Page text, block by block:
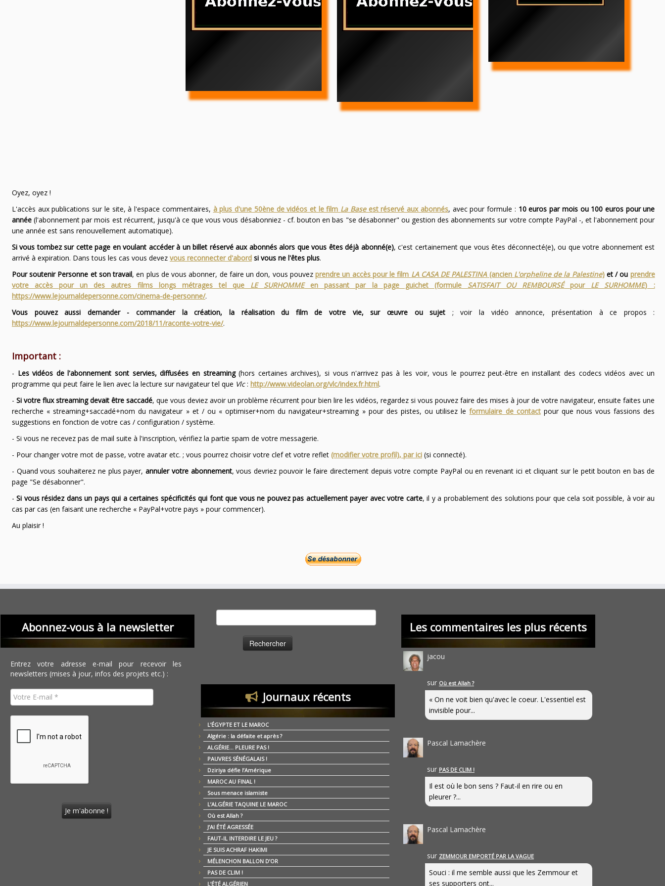
Oyez, oyez !
L'accès aux publications sur le site, à l'espace commentaires, à plus d'une 50ène de vidéos et le film La Baseest réservé aux abonnés, avec pour formule : 10 euros par mois ou 100 euros pour une
année(l'abonnement par mois est récurrent, jusqu'à ce que vous vous désabonniez - cf. bouton en bas "se désabonner" ou gestion des abonnements sur votre compte PayPal -, et l'abonnement pour
une année est sans renouvellement automatique).
Si vous tombez sur cette page en voulant accéder à un billet réservé aux abonnés alors que vous êtes déjà abonné(e), c'est certainement que vous êtes déconnecté(e), ou que votre abonnement est
arrivé à expiration. Dans tous les cas vous devez vous reconnecter d'abordsi vous ne l'êtes plus.
Pour soutenir Personne et son travail, en plus de vous abonner, de faire un don, vous pouvezprendre un accès pour le film LA CASA DE PALESTINA(ancien L'orpheline de la Palestine)et / ou prendre
votre accès pour un des autres films longs métrages tel que LE SURHOMMEen passant par la page guichet (formule SATISFAIT OU REMBOURSÉpour LE SURHOMME) :
https://www.lejournaldepersonne.com/cinema-de-personne/.
Vous pouvez aussi demander - commander la création, la réalisation du film de votre vie, sur œuvre ou sujet ; voir la vidéo annonce, présentation à ce propos :
https://www.lejournaldepersonne.com/2018/11/raconte-votre-vie/.
Important :
- Les vidéos de l'abonnement sont servies, diffusées en streaming(hors certaines archives), si vous n'arrivez pas à les voir, vous le pourrez peut-être en installant des codecs vidéos avec un
programme qui peut faire le lien avec la lecture sur navigateur tel que Vlc: http://www.videolan.org/vlc/index.fr.html.
- Si votre flux streaming devait être saccadé, que vous deviez avoir un problème récurrent pour bien lire les vidéos, regardez si vous pouvez faire des mises à jour de votre navigateur, ensuite faites une
recherche « streaming+saccadé+nom du navigateur » et / ou « optimiser+nom du navigateur+streaming » pour des pistes, ou utilisez leformulaire de contactpour que nous vous fassions des
suggestions en fonction de votre cas / configuration / système.
- Si vous ne recevez pas de mail suite à l'inscription, vérifiez la partie spam de votre messagerie.
- Pour changer votre mot de passe, votre avatar etc. ; vous pourrez choisir votre clef et votre reflet (modifier votre profil), par ici(si connecté).
- Quand vous souhaiterez ne plus payer,annuler votre abonnement, vous devriez pouvoir le faire directement depuis votre compte PayPal ou en revenant ici et cliquant sur le petit bouton en bas de
page "Se désabonner".
-Si vous résidez dans un pays qui a certaines spécificités qui font que vous ne pouvez pas actuellement payer avec votre carte, il y a probablement des solutions pour que cela soit possible, à voir au
cas par cas (en faisant une recherche « PayPal+votre pays » pour commencer).
Au plaisir !
Abonnez-vous à la newsletter
Entrez votre adresse e-mail pour recevoir les
newsletters (mises à jour, infos des projets etc.) :
Journaux récents
L’ÉGYPTE ET LE MAROC
Algérie : la défaite et après ?
ALGÉRIE… PLEURE PAS !
PAUVRES SÉNÉGALAIS !
Dziriya défie l’Amérique
MAROC AU FINAL !
Sous menace islamiste
L’ALGÉRIE TAQUINE LE MAROC
Où est Allah ?
J’AI ÉTÉ AGRESSÉE
FAUT-IL INTERDIRE LE JEU ?
JE SUIS ACHRAF HAKIMI
MÉLENCHON BALLON D’OR
PAS DE CLIM !
L’ÉTÉ ALGÉRIEN
Les commentaires les plus récents
jacou
sur Où est Allah ?
« On ne voit bien qu'avec le coeur. L'essentiel est
invisible pour...
Pascal Lamachère
sur PAS DE CLIM !
Il est où le bon sens ? Faut-il en rire ou en
pleurer ?...
Pascal Lamachère
sur ZEMMOUR EMPORTÉ PAR LA VAGUE
Souci : il me semble aussi que les Zemmour et
ses supporters ont...